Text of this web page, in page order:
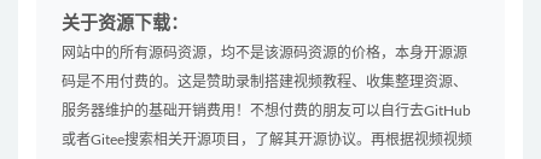
关于资源下载：
网站中的所有源码资源，均不是该源码资源的价格，本身开源源
码是不用付费的。这是赞助录制搭建视频教程、收集整理资源、
服务器维护的基础开销费用！不想付费的朋友可以自行去GitHub
或者Gitee搜索相关开源项目，了解其开源协议。再根据视频视频